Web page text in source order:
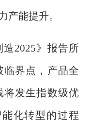
产能提升。
造2025》报告所
界点，产品全
将发生指数级优
化转型的过程